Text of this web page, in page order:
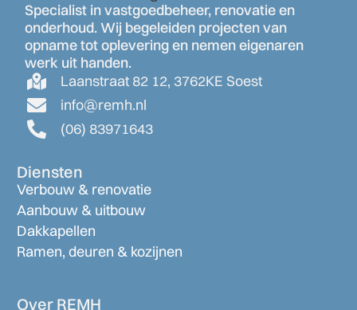
Specialist in vastgoedbeheer, renovatie en
onderhoud. Wij begeleiden projecten van
opname tot oplevering en nemen eigenaren
werk uit handen.
Laanstraat 82 12, 3762KE Soest
info@remh.nl
(06) 83971643
Diensten
Verbouw & renovatie
Aanbouw & uitbouw
Dakkapellen
Ramen, deuren & kozijnen
Over REMH